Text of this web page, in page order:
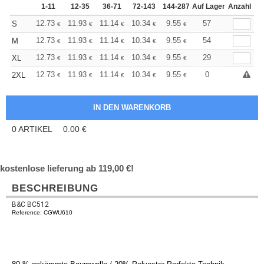
1-11 12-35 36-71 72-143 144-287 288 + Mehr
Auf Lager Anzahl
S 12.73 € 11.93 € 11.14 € 10.34 € 9.55 € 9.15
57
M
12.73 € 11.93 € 11.14 € 10.34 € 9.55 € 9.15
54
XL
12.73 € 11.93 € 11.14 € 10.34 € 9.55 € 9.15
29
2XL
12.73 € 11.93 € 11.14 € 10.34 € 9.55 € 9.15
0
0ARTIKEL 0.00 €
kostenlose lieferung ab 119,00 €!
BESCHREIBUNG
B&C BC512
Reference: CGWU610